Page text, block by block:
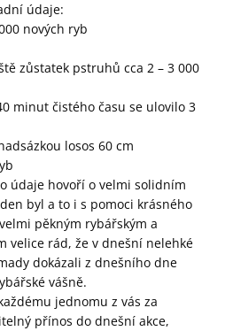
údaje:
nových ryb
zůstatek pstruhů cca 2 – 3 000
minut čistého času se ulovilo 3
losos 60 cm
údaje hovoří o velmi solidním
byl a to i s pomoci krásného
pěkným rybářským a
velice rád, že v dnešní nelehké
dokázali z dnešního dne
vášně.
jednomu z vás za
přínos do dnešní akce,